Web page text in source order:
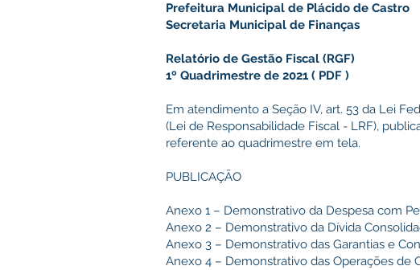
Prefeitura Municipal de Plácido de Castro
Secretaria Municipal de Finanças
Relatório de Gestão Fiscal (RGF)
1º Quadrimestre de 2021 ( PDF )
Em atendimento a Seção IV, art. 53 da Lei
(Lei de Responsabilidade Fiscal - LRF),
referente ao quadrimestre em tela.
PUBLICAÇÃO
Anexo 1 – Demonstrativo da Despesa com
Anexo 2 – Demonstrativo da Dívida
Anexo 3 – Demonstrativo das Garantias e
Anexo 4 – Demonstrativo das Operações de